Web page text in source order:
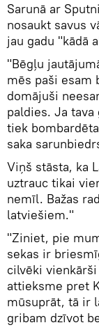
Sarunā ar
nosaukt savus
jau gadu "kādā
"Bēgļu
mēs paši esam
domājuši
paldies. Ja
tiek
saka
Viņš stāsta, ka
uztrauc tikai
nemīl. Bažas
latviešiem."
"Ziniet, pie
sekas ir
cilvēki
attieksme pret
mūsuprāt, tā ir
gribam dzīvot